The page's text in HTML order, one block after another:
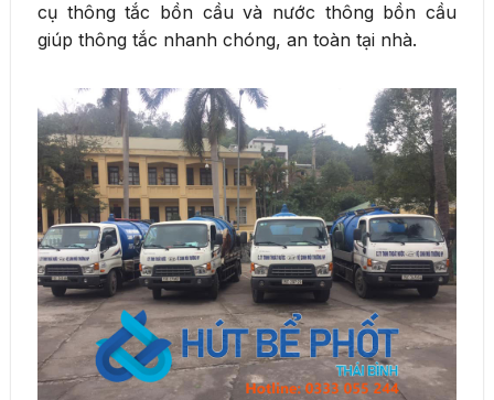
cụ thông tắc bồn cầu và nước thông bồn cầu
giúp thông tắc nhanh chóng, an toàn tại nhà.